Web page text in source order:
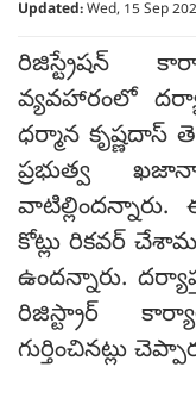
Updated:Wed, 15 Sep
రిజిస్ట్రేషన్
వ్యవహారంలో
ధర్మాన
ప్రభుత్వ
వాటిల్లిందన్నారు.
కోట్లు రికవర్‌
ఉందన్నారు.
రిజిస్ట్రార్‌
గుర్తించినట్లు